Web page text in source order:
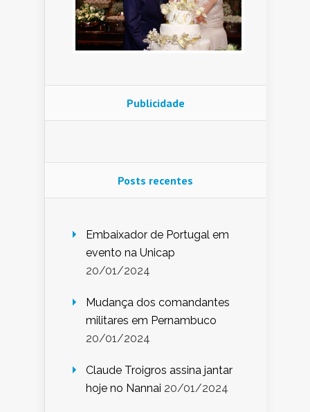
Publicidade
Posts recentes
Embaixador de Portugal em
evento na Unicap
20/01/2024
Mudança dos comandantes
militares em Pernambuco
20/01/2024
Claude Troigros assina jantar
hoje no Nannai 20/01/2024